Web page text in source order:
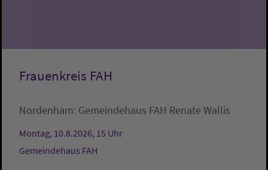
Frauenkreis FAH
Nordenham: Gemeindehaus FAH Renate Wallis
Montag, 10.8.2026, 15 Uhr
Gemeindehaus FAH